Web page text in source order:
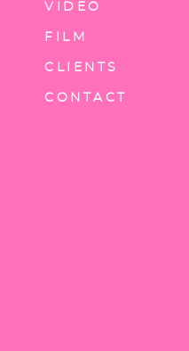
VIDEO
FILM
CLIENTS
CONTACT